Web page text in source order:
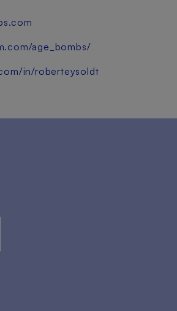
age_bombs/
in/roberteysoldt